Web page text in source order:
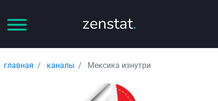
zenstat.
главная каналы Мексика изнутри